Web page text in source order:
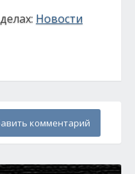
Новости
комментарий